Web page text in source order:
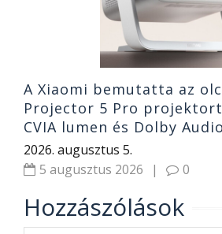
A Xiaomi bemutatta az
Projector 5 Pro
CVIA lumen és Dolby Audio
2026. augusztus 5.
5 augusztus 2026
| 0
Hozzászólások